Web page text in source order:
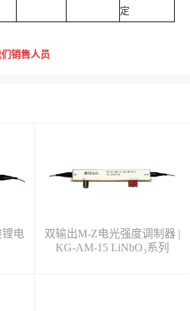
定
销售人员
锂电
双输出M-Z电光强度调制器 |
KG-AM-15 LiNbO₃系列